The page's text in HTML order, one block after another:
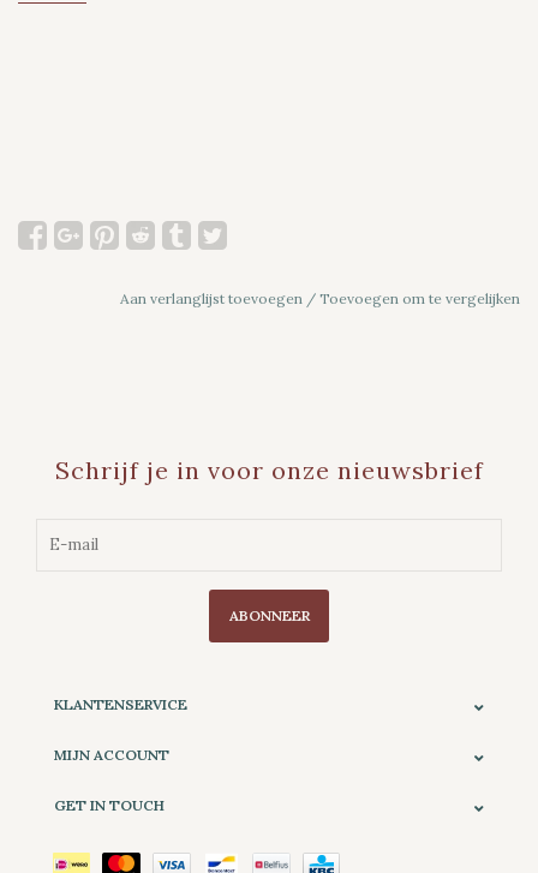
Aan verlanglijst toevoegen / Toevoegen om te vergelijken
Schrijf je in voor onze nieuwsbrief
ABONNEER
KLANTENSERVICE
MIJN ACCOUNT
GET IN TOUCH